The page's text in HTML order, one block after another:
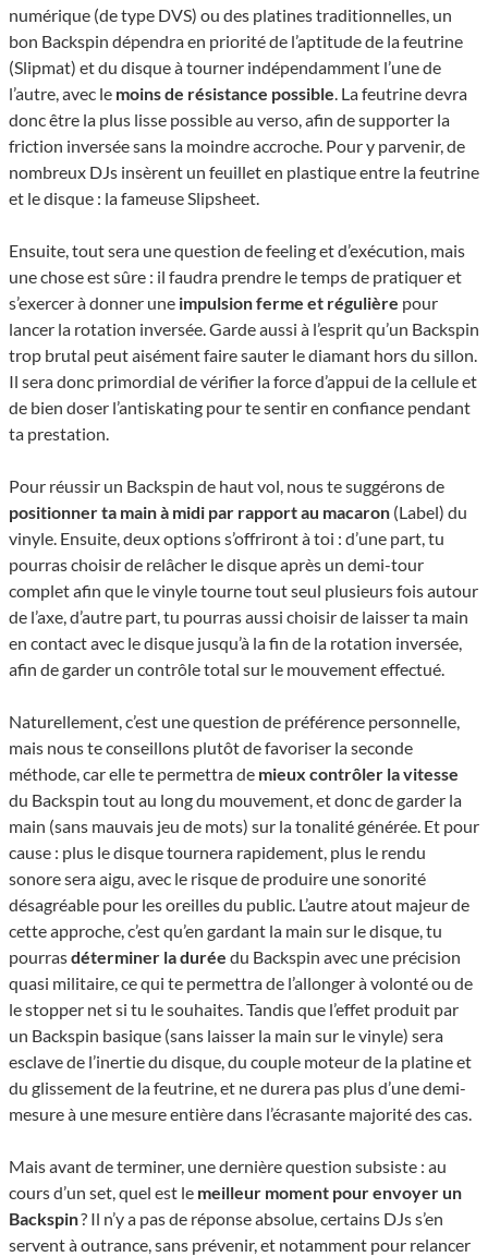
numérique (de type DVS) ou des platines traditionnelles, un
bon Backspin dépendra en priorité de l’aptitude de la feutrine
(Slipmat) et du disque à tourner indépendamment l’une de
l’autre, avec le moins de résistance possible. La feutrine devra
donc être la plus lisse possible au verso, afin de supporter la
friction inversée sans la moindre accroche. Pour y parvenir, de
nombreux DJs insèrent un feuillet en plastique entre la feutrine
et le disque : la fameuse Slipsheet.
Ensuite, tout sera une question de feeling et d’exécution, mais
une chose est sûre : il faudra prendre le temps de pratiquer et
s’exercer à donner une impulsion ferme et régulière pour
lancer la rotation inversée. Garde aussi à l’esprit qu’un Backspin
trop brutal peut aisément faire sauter le diamant hors du sillon.
Il sera donc primordial de véri­fier la force d’ap­pui de la cellule et
de bien doser l’an­ti­ska­ting pour te sentir en confiance pendant
ta prestation.
Pour réussir un Backspin de haut vol, nous te suggérons de
positionner ta main à midi par rapport au macaron (Label) du
vinyle. Ensuite, deux options s’offriront à toi : d’une part, tu
pourras choisir de relâcher le disque après un demi-tour
complet afin que le vinyle tourne tout seul plusieurs fois autour
de l’axe, d’autre part, tu pourras aussi choisir de laisser ta main
en contact avec le disque jusqu’à la fin de la rotation inversée,
afin de garder un contrôle total sur le mouvement effectué.
Naturellement, c’est une ques­tion de préfé­rence personnelle,
mais nous te conseillons plutôt de favoriser la seconde
méthode, car elle te permettra de mieux contrôler la vitesse
du Backs­pin tout au long du mouvement, et donc de garder la
main (sans mauvais jeu de mots) sur la tona­lité géné­rée. Et pour
cause : plus le disque tournera rapidement, plus le rendu
sonore sera aigu, avec le risque de produire une sonorité
désagréable pour les oreilles du public. L’autre atout majeur de
cette approche, c’est qu’en gardant la main sur le disque, tu
pourrasdéterminer la durée du Backs­pin avec une précision
quasi militaire, ce qui te permet­tra de l’al­lon­ger à volonté ou de
le stop­per net si tu le souhaites. Tandis que l’effet produit par
un Backs­pin basique (sans lais­ser la main sur le vinyle) sera
esclave de l’iner­tie du disque, du couple moteur de la platine et
du glis­se­ment de la feutrine, et ne durera pas plus d’une demi-
mesure à une mesure entière dans l’écrasante majorité des cas.
Mais avant de terminer, une dernière question subsiste : au
cours d’un set, quel est le meilleur moment pour envoyer un
Backs­pin? Il n’y a pas de réponse absolue, certains DJs s’en
servent à outrance, sans prévenir, et notamment pour relancer